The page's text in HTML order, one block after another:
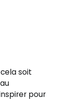
soit
pour